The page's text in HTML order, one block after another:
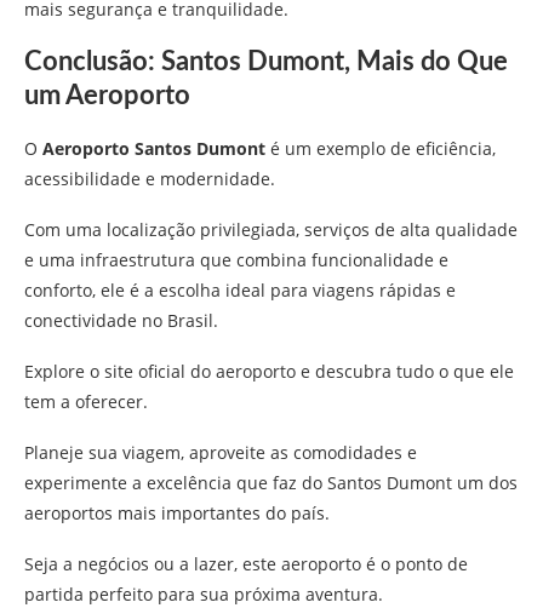
mais segurança e tranquilidade.
Conclusão: Santos Dumont, Mais do Que
um Aeroporto
O Aeroporto Santos Dumont é um exemplo de eficiência,
acessibilidade e modernidade.
Com uma localização privilegiada, serviços de alta qualidade
e uma infraestrutura que combina funcionalidade e
conforto, ele é a escolha ideal para viagens rápidas e
conectividade no Brasil.
Explore o site oficial do aeroporto e descubra tudo o que ele
tem a oferecer.
Planeje sua viagem, aproveite as comodidades e
experimente a excelência que faz do Santos Dumont um dos
aeroportos mais importantes do país.
Seja a negócios ou a lazer, este aeroporto é o ponto de
partida perfeito para sua próxima aventura.